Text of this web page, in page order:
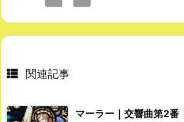
関連記事
マーラー｜交響曲第2番